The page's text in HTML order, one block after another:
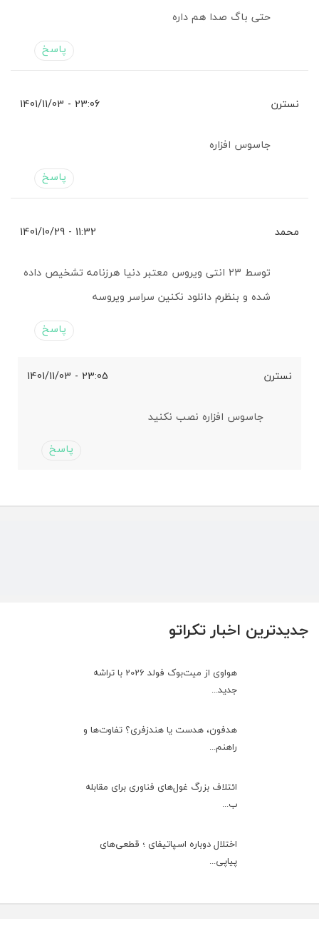
جدیدترین اخبار تکراتو
هواوی از میت‌بوک فولد 2026 با تراشه
جدید...
هدفون، هدست یا هندزفری؟ تفاوت‌ها و
راهنم...
ائتلاف بزرگ غول‌های فناوری برای مقابله
ب...
اختلال دوباره اسپاتیفای ؛ قطعی‌های
پیاپی...
حتی باگ صدا هم داره
پاسخ
نسترن 23:06 - 1401/11/03
جاسوس افزاره
پاسخ
محمد 11:32 - 1401/10/29
توسط ۲۳ انتی ویروس معتبر دنیا هرزنامه تشخیص داده
شده و بنظرم دانلود نکنین سراسر ویروسه
پاسخ
نسترن 23:05 - 1401/11/03
جاسوس افزاره نصب نکنید
پاسخ